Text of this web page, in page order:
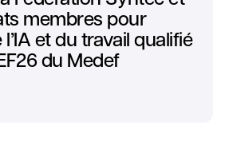
membres pour
et du travail qualifié
du Medef